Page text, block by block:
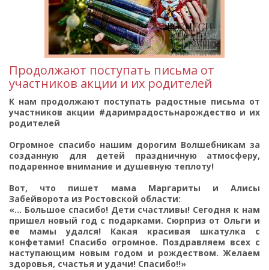
Продолжают поступать письма от
участников акции и их родителей
К нам продолжают поступать радостные письма от
участников акции #даримрадостьнарождество и их
родителей
Огромное спасибо нашим дорогим Волшебникам за
созданную для детей праздничную атмосферу,
подаренное внимание и душевную теплоту!
Вот, что пишет мама Маргариты и Алисы
Забейворота из Ростовской области:
«... Большое спасибо! Дети счастливы! Сегодня к нам
пришел новый год с подарками. Сюрприз от Ольги и
ее мамы удался! Какая красивая шкатулка с
конфетами! Спасибо огромное. Поздравляем всех с
наступающим новым годом и рождеством. Желаем
здоровья, счастья и удачи! Спасибо!!»